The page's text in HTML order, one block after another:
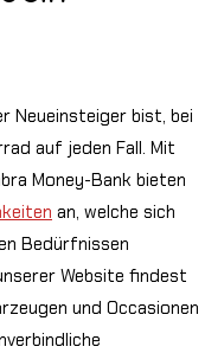
Neueinsteiger bist, bei
auf jeden Fall. Mit
Money-Bank bieten
an, welche sich
Bedürfnissen
Website findest
und Occasionen